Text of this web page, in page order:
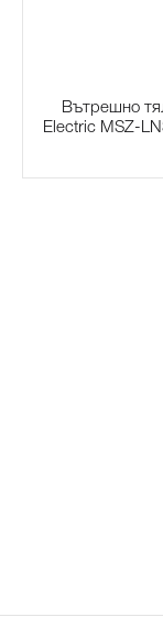
Вътрешно
Electric MSZ-